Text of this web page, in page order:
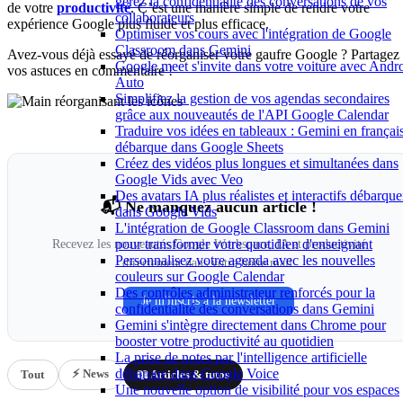
collaborateurs
Optimiser vos cours avec l'intégration de Google
Classroom dans Gemini
Google meet s'invite dans votre voiture avec
Auto
Simplifiez la gestion de vos agendas secondaires
grâce aux nouveautés de l'API Google Calendar
Traduire vos idées en tableaux : Gemini en
débarque dans Google Sheets
Créez des vidéos plus longues et simultanées dans
Google Vids avec Veo
Des avatars IA plus réalistes et interactifs
dans Google Vids
L'intégration de Google Classroom dans Gemini
pour transformer votre quotidien d'enseignant
Personnalisez votre agenda avec les nouvelles
couleurs sur Google Calendar
Des contrôles administrateur renforcés pour la
confidentialité des conversations dans Gemini
Gemini s'intègre directement dans Chrome pour
booster votre productivité au quotidien
La prise de notes par l'intelligence artificielle
débarque dans Google Voice
Une nouvelle option de visibilité pour vos espaces
de votre productivité. C’est une manière simple de rendre votre
expérience Google plus fluide et plus efficace.
Avez-vous déjà essayé de réorganiser votre gaufre Google ? Partagez
vos astuces en commentaire !
📬 Ne manquez aucun article !
Recevez les nouveautés Google Workspace, IA et productivité
directement dans votre boîte mail.
Je m'inscris à la newsletter
Tout ⚡ News 📖 Articles & tutos